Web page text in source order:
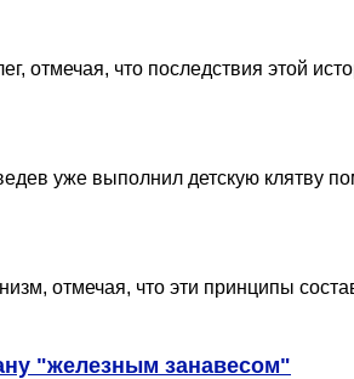
отмечая, что последствия этой
уже выполнил детскую клятву
отмечая, что эти принципы
"железным занавесом"